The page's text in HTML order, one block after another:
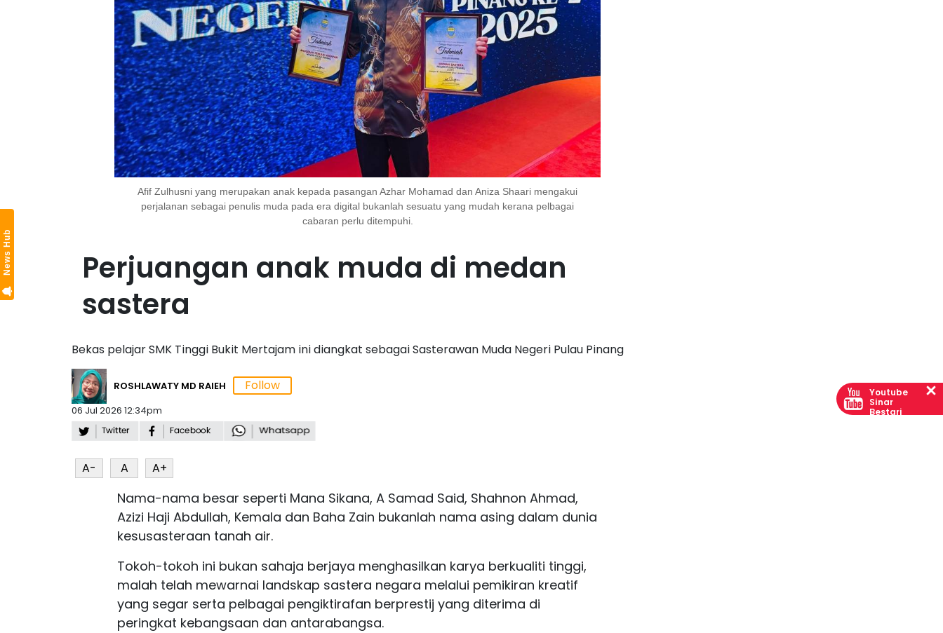
Afif Zulhusni yang merupakan anak kepada pasangan Azhar Mohamad dan Aniza Shaari mengakui
perjalanan sebagai penulis muda pada era digital bukanlah sesuatu yang mudah kerana pelbagai
cabaran perlu ditempuhi.
Perjuangan anak muda di medan
sastera
Bekas pelajar SMK Tinggi Bukit Mertajam ini diangkat sebagai Sasterawan Muda Negeri Pulau Pinang
ROSHLAWATY MD RAIEH
06 Jul 2026 12:34pm
A- A A+
Nama-nama besar seperti Mana Sikana, A Samad Said, Shahnon Ahmad,
Azizi Haji Abdullah, Kemala dan Baha Zain bukanlah nama asing dalam dunia
kesusasteraan tanah air.
Tokoh-tokoh ini bukan sahaja berjaya menghasilkan karya berkualiti tinggi,
malah telah mewarnai landskap sastera negara melalui pemikiran kreatif
yang segar serta pelbagai pengiktirafan berprestij yang diterima di
peringkat kebangsaan dan antarabangsa.
Youtube
Sinar
Bestari
News Hub